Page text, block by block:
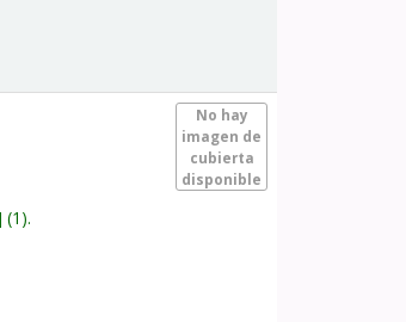
No hay
imagen de
cubierta
disponible
(1).